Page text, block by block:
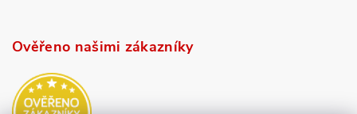
Ověřeno našimi zákazníky